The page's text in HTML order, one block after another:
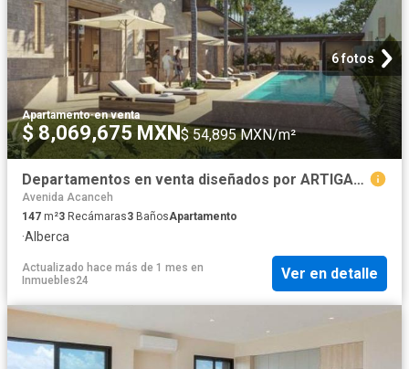
6 fotos
Apartamento·en venta
$ 8,069,675 MXN $ 54,895 MXN/m²
Departamentos en venta diseñados por ARTIGAS CANCUN SM 11
Avenida Acanceh
147 m²3 Recámaras3 BañosApartamento
·Alberca
Actualizado hace más de 1 mes en
Inmuebles24
Ver en detalle